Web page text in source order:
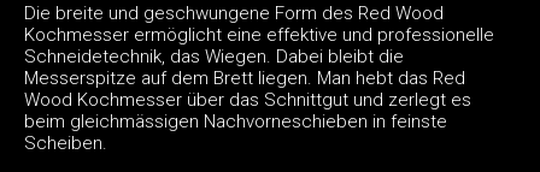
Die breite und geschwungene Form des Red Wood
Kochmesser ermöglicht eine effektive und professionelle
Schneidetechnik, das Wiegen. Dabei bleibt die
Messerspitze auf dem Brett liegen. Man hebt das Red
Wood Kochmesser über das Schnittgut und zerlegt es
beim gleichmässigen Nachvorneschieben in feinste
Scheiben.